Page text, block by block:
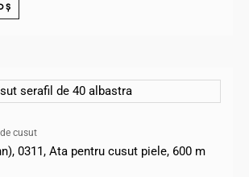
cusut
0311, Ata pentru cusut piele, 600 m